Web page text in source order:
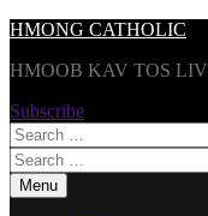
Skip
content
HMONG CATHOLIC
HMOOB KAV TOS LIV
Subscribe
Search
for:
Search
for:Menu